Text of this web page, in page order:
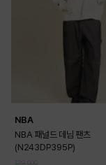
NBA
NBA 패널드 데님 팬츠
(N243DP395P)